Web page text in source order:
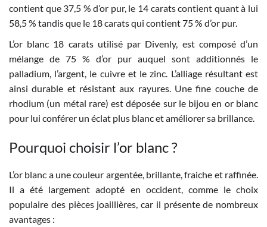
contient que 37,5 % d’or pur, le 14 carats contient quant à lui
58,5 % tandis que le 18 carats qui contient 75 % d’or pur.
L’or blanc 18 carats utilisé par Divenly, est composé d’un
mélange de 75 % d’or pur auquel sont additionnés le
palladium, l’argent, le cuivre et le zinc. L’alliage résultant est
ainsi durable et résistant aux rayures. Une fine couche de
rhodium (un métal rare) est déposée sur le bijou en or blanc
pour lui conférer un éclat plus blanc et améliorer sa brillance.
Pourquoi choisir l’or blanc ?
L’or blanc a une couleur argentée, brillante, fraiche et raffinée.
Il a été largement adopté en occident, comme le choix
populaire des pièces joaillières, car il présente de nombreux
avantages :